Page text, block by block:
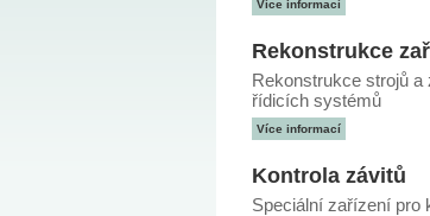
Více informací
Rekonstrukce
Rekonstrukce strojů
řídicích systémů
Více informací
Kontrola závitů
Speciální zařízení pro